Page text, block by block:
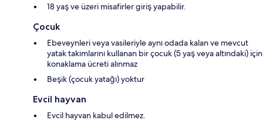
18 yaş ve üzeri misafirler giriş yapabilir.
Çocuk
Ebeveynleri veya vasileriyle aynı odada kalan ve mevcut
yatak takımlarını kullanan bir çocuk (5 yaş veya altındaki) için
konaklama ücreti alınmaz
Beşik (çocuk yatağı) yoktur
Evcil hayvan
Evcil hayvan kabul edilmez.